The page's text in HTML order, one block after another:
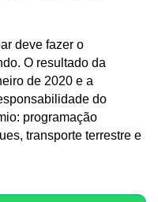
deve fazer o
O resultado da
de 2020 e a
do
programação
transporte terrestre e